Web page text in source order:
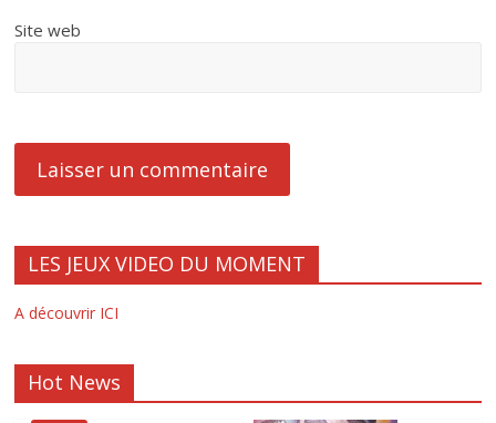
Site web
LES JEUX VIDEO DU MOMENT
A découvrir ICI
Hot News